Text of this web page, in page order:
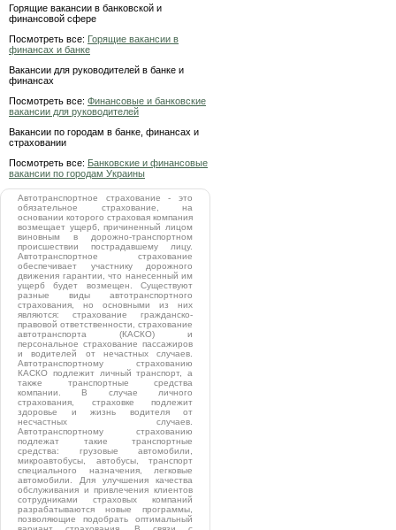
Горящие вакансии в банковской и
финансовой сфере
Посмотреть все: Горящие вакансии в
финансах и банке
Вакансии для руководителей в банке и
финансах
Посмотреть все: Финансовые и банковские
вакансии для руководителей
Вакансии по городам в банке, финансах и
страховании
Посмотреть все: Банковские и финансовые
вакансии по городам Украины
Автотранспортное страхование - это
обязательное страхование, на
основании которого страховая компания
возмещает ущерб, причиненный лицом
виновным в дорожно-транспортном
происшествии пострадавшему лицу.
Автотранспортное страхование
обеспечивает участнику дорожного
движения гарантии, что нанесенный им
ущерб будет возмещен. Существуют
разные виды автотранспортного
страхования, но основными из них
являются: страхование гражданско-
правовой ответственности, страхование
автотранспорта (КАСКО) и
персональное страхование пассажиров
и водителей от нечастных случаев.
Автотранспортному страхованию
КАСКО подлежит личный транспорт, а
также транспортные средства
компании. В случае личного
страхования, страховке подлежит
здоровье и жизнь водителя от
несчастных случаев.
Автотранспортному страхованию
подлежат такие транспортные
средства: грузовые автомобили,
микроавтобусы, автобусы, транспорт
специального назначения, легковые
автомобили. Для улучшения качества
обслуживания и привлечения клиентов
сотрудниками страховых компаний
разрабатываются новые программы,
позволяющие подобрать оптимальный